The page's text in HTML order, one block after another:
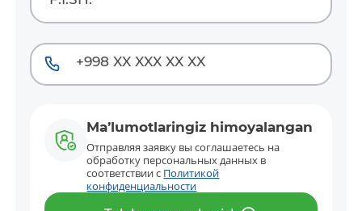
Ma’lumotlaringiz himoyalangan
Отправляя заявку вы соглашаетесь на
обработку персональных данных в
соответствии с Политикой
конфиденциальности